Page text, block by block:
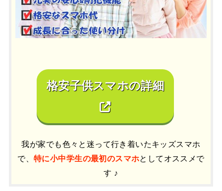
格安子供スマホの詳細
我が家でも色々と迷って行き着いたキッズスマホ
で、特に小中学生の最初のスマホとしてオススメで
す ♪